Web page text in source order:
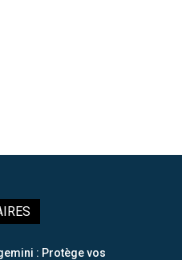
: Protège vos